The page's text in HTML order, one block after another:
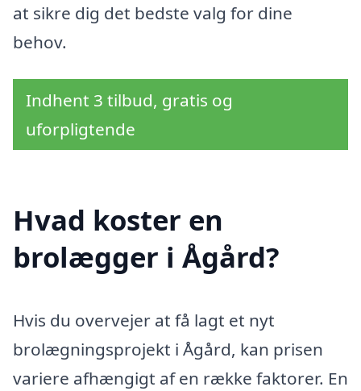
at sikre dig det bedste valg for dine
behov.
Indhent 3 tilbud, gratis og
uforpligtende
Hvad koster en
brolægger i Ågård?
Hvis du overvejer at få lagt et nyt
brolægningsprojekt i Ågård, kan prisen
variere afhængigt af en række faktorer. En